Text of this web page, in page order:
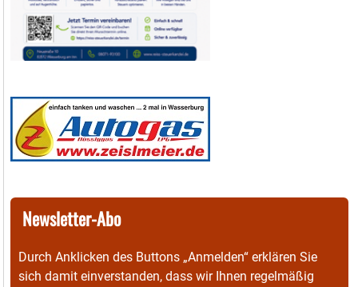
Newsletter-Abo
Durch Anklicken des Buttons „Anmelden“ erklären Sie
sich damit einverstanden, dass wir Ihnen regelmäßig